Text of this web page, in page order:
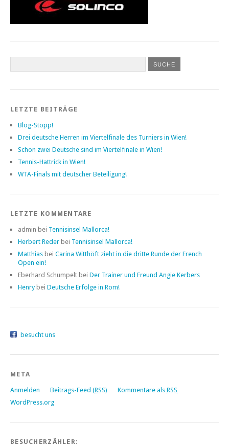
LETZTE BEITRÄGE
Blog-Stopp!
Drei deutsche Herren im Viertelfinale des Turniers in Wien!
Schon zwei Deutsche sind im Viertelfinale in Wien!
Tennis-Hattrick in Wien!
WTA-Finals mit deutscher Beteiligung!
LETZTE KOMMENTARE
admin bei Tennisinsel Mallorca!
Herbert Reder bei Tennisinsel Mallorca!
Matthias bei Carina Witthöft zieht in die dritte Runde der French
Open ein!
Eberhard Schumpelt bei Der Trainer und Freund Angie Kerbers
Henry bei Deutsche Erfolge in Rom!
besucht uns
META
Anmelden Beitrags-Feed (RSS) Kommentare als RSS
WordPress.org
BESUCHERZÄHLER: